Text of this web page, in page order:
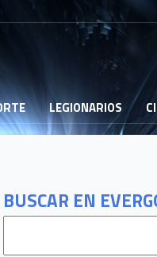
LEGIONARIOS
BUSCAR EN